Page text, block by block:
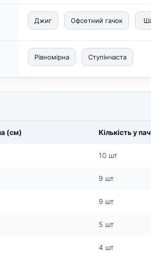
Джиг Офсетний гачок
Рівномірна Ступінчаста
(см) Кількість у
10 шт
9 шт
9 шт
5 шт
4 шт